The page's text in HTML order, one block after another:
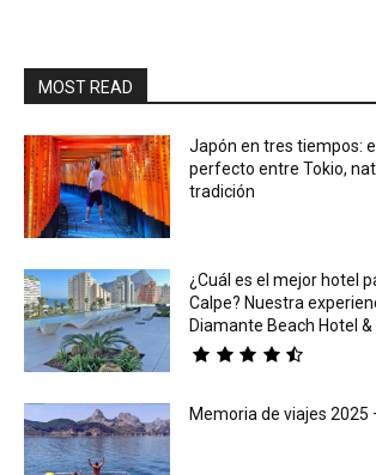
MOST READ
Japón en tres tiempos:
perfecto entre Tokio,
tradición
¿Cuál es el mejor hotel
Calpe? Nuestra
Diamante Beach Hotel &
Memoria de viajes 2025